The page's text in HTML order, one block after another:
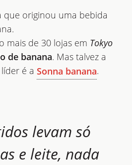
que originou uma bebida
mais de 30 lojas em Tokyo
de banana. Mas talvez a
é a Sonna banana.
levam só
e leite, nada